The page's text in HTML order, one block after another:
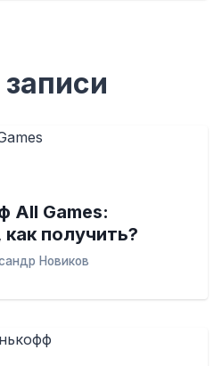
All Games:
получить?
Новиков